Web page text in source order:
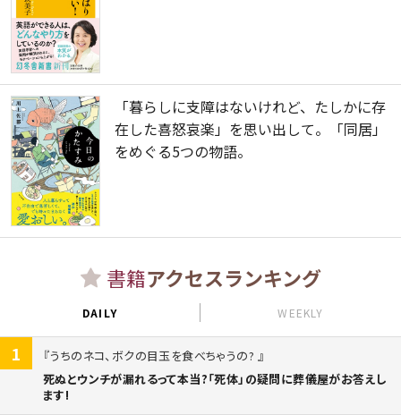
「暮らしに支障はないけれど、たしかに存
在した喜怒哀楽」を思い出して。「同居」
をめぐる5つの物語。
書籍アクセスランキング
DAILY WEEKLY
1
うちのネコ、ボクの目玉を食べちゃうの?
死ぬとウンチが漏れるって本当?「死体」の疑問に葬儀屋がお答えし
ます!